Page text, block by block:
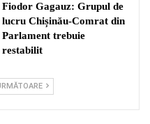
Fiodor Gagauz: Grupul de
lucru Chișinău-Comrat din
Parlament trebuie
restabilit